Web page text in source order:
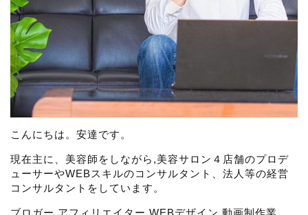
こんにちは。安達です。
現在主に、美容師をしながら,美容サロン４店舗のプロデ
ューサーやWEBスキルのコンサルタント、法人等の経営
コンサルタントをしています。